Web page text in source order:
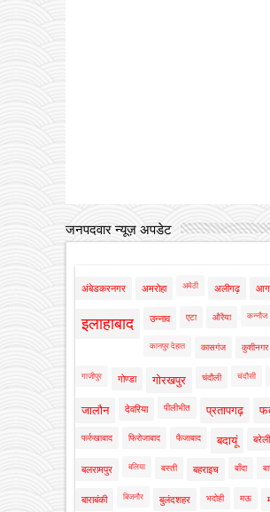
जनपदवार न्यूज़ अपडेट
अंबेडकरनगर अमरोहा अमेठी अलीगढ़
इलाहाबाद उन्नाव एटा औरैया कन्नौज
कानपुर देहात कासगंज कुशीनगर
गाजीपुर गोण्डा गोरखपुर चंदौली चंदौसी
जालौन देवरिया पीलीभीत प्रतापगढ़
फर्रुखाबाद फिरोजाबाद फैजाबाद बदायूं बरेली
बलरामपुर बलिया बस्ती बहराइच बाँदा
बाराबंकी बिजनौर बुलंदशहर भदोही मऊ